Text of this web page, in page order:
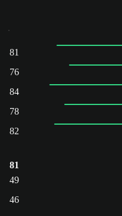
81
76
84
78
82
81
49
46